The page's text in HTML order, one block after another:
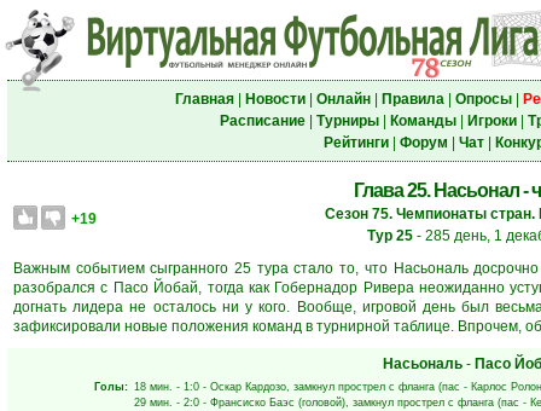
Главная| Новости| Онлайн| Правила| Опросы|
Расписание| Турниры| Команды| Игроки|
Рейтинги| Форум Чат|
Глава 25. Насьонал -
+19
Сезон 75. Чемпионаты стран.
Тур 25- 285 день, 1
Важным событием сыгранного 25 тура стало то, что Насьональ
разобрался с Пасо Йобай, тогда как Гобернадор Ривера неожиданно
догнать лидера не осталось ни у кого. Вообще, игровой день был
зафиксировали новые положения команд в турнирной таблице. Впрочем,
Насьональ- Пасо
Голы: 18 мин. - 1:0 - Оскар Кардозо, замкнул прострел с фланга (пас - Карлос Ролон
29 мин. - 2:0 - Франсиско Баэс (головой), замкнул прострел с фланга (пас -